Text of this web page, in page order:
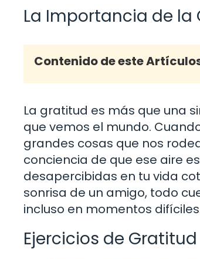
La Importancia de la
Contenido de este
La gratitud es más que una
que vemos el mundo.
grandes cosas que nos
conciencia de que ese aire
desapercibidas en tu vida
sonrisa de un amigo, todo
incluso en momentos
Ejercicios de Gratitud